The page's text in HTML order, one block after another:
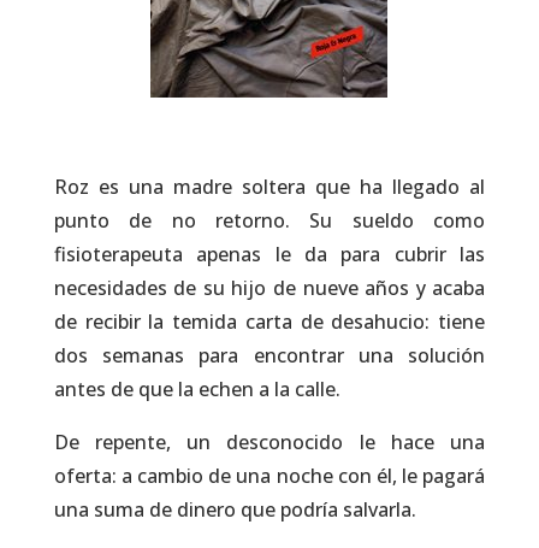
Roz es una madre soltera que ha llegado al
punto de no retorno. Su sueldo como
fisioterapeuta apenas le da para cubrir las
necesidades de su hijo de nueve años y acaba
de recibir la temida carta de desahucio: tiene
dos semanas para encontrar una solución
antes de que la echen a la calle.
De repente, un desconocido le hace una
oferta: a cambio de una noche con él, le pagará
una suma de dinero que podría salvarla.